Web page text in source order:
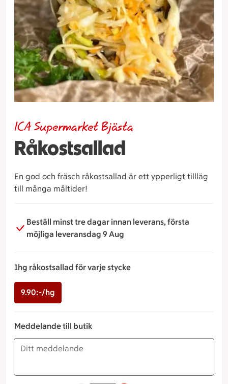
Råkostsallad
ICA Supermarket Bjästa
En god och fräsch råkostsallad är ett ypperligt tillläg
till många måltider!
Beställ minst tre dagar innan leverans, första
möjliga leveransdag 9 Aug
1hg råkostsallad för varje stycke
9.90:-/hg
Meddelande till butik